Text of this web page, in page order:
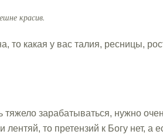
красив.
какая у вас талия, ресницы,
тяжело зарабатываться, нужно
то претензий к Богу нет, а